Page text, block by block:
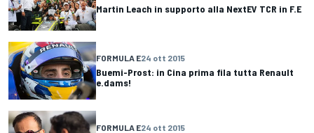
Martin Leach in supporto alla NextEV TCR in F.E
FORMULA E24 ott 2015
Buemi-Prost: in Cina prima fila tutta Renault
e.dams!
FORMULA E24 ott 2015